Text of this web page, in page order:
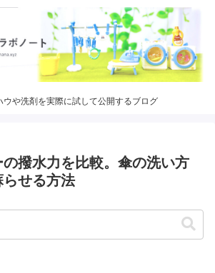
ウや洗剤を実際に試して公開するブログ
の撥水力を比較。傘の洗い方
らせる方法